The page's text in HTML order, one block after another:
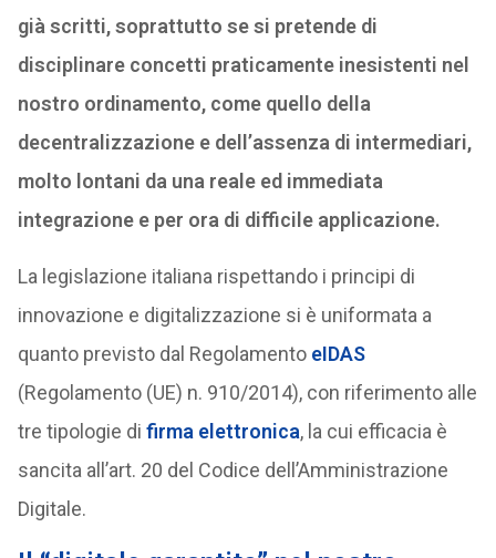
già scritti, soprattutto se si pretende di
disciplinare concetti praticamente inesistenti nel
nostro ordinamento, come quello della
decentralizzazione e dell’assenza di intermediari,
molto lontani da una reale ed immediata
integrazione e per ora di difficile applicazione.
La legislazione italiana rispettando i principi di
innovazione e digitalizzazione si è uniformata a
quanto previsto dal Regolamento eIDAS
(Regolamento (UE) n. 910/2014), con riferimento alle
tre tipologie di firma elettronica, la cui efficacia è
sancita all’art. 20 del Codice dell’Amministrazione
Digitale.